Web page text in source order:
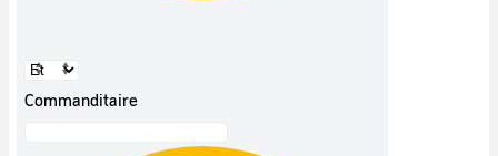
Commanditaire